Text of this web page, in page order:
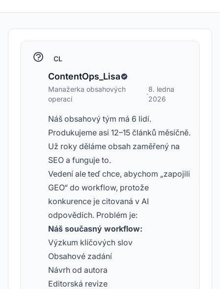
CL
ContentOps_Lisa
Manažerka obsahových
operací
·
8. ledna
2026
Náš obsahový tým má 6 lidí.
Produkujeme asi 12–15 článků měsíčně.
Už roky děláme obsah zaměřený na
SEO a funguje to.
Vedení ale teď chce, abychom „zapojili
GEO“ do workflow, protože
konkurence je citovaná v AI
odpovědích. Problém je:
Náš současný workflow:
Výzkum klíčových slov
Obsahové zadání
Návrh od autora
Editorská revize